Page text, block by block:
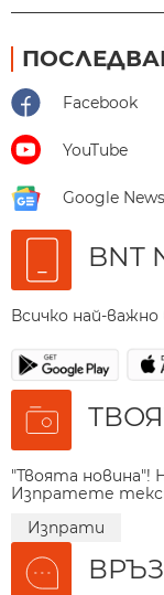
Facebook
YouTube
Google News
BNT
Всичко най-
"Твоята
Изпратете
Изпрати